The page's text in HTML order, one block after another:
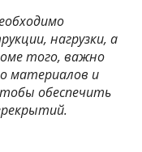
нагрузки, а
того, важно
материалов и
обеспечить